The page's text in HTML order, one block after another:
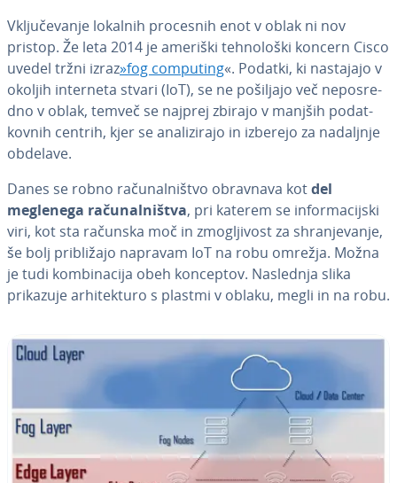
Vklju­če­va­nje lokalnih procesnih enot v oblak ni nov
pristop. Že leta 2014 je ameriški teh­no­lo­ški koncern Cisco
uvedel tržni izraz»fog computing«. Podatki, ki nastajajo v
okoljih interneta stvari (IoT), se ne pošiljajo več ne­po­sre­
dno v oblak, temveč se najprej zbirajo v manjših po­dat­
kov­nih centrih, kjer se ana­li­zi­ra­jo in izberejo za nadaljnje
obdelave.
Danes se robno ra­ču­nal­ni­štvo obravnava kotdel
meglenega ra­ču­nal­ni­štva, pri katerem se in­for­ma­cij­ski
viri, kot sta računska moč in zmo­glji­vost za shra­nje­va­nje,
še bolj pri­bli­ža­jo napravam IoT na robu omrežja. Možna
je tudi kom­bi­na­ci­ja obeh konceptov. Naslednja slika
prikazuje ar­hi­tek­tu­ro s plastmi v oblaku, megli in na robu.